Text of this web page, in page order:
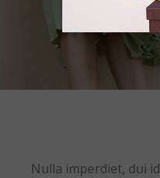
Nulla imperdiet, dui